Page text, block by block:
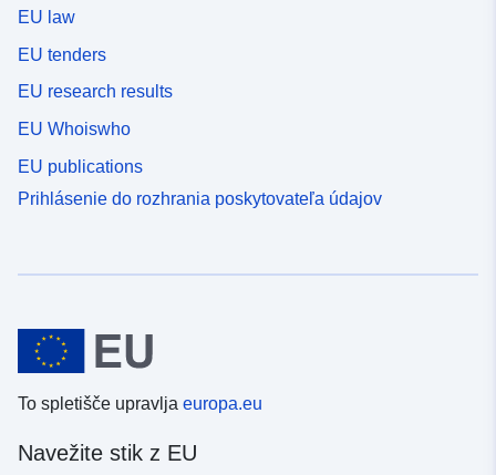
EU law
EU tenders
EU research results
EU Whoiswho
EU publications
Prihlásenie do rozhrania poskytovateľa údajov
To spletišče upravlja europa.eu
Navežite stik z EU